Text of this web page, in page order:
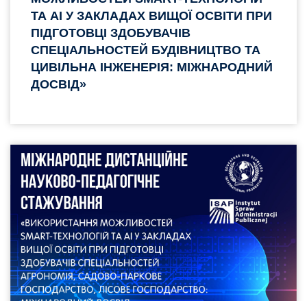
ТА AI У ЗАКЛАДАХ ВИЩОЇ ОСВІТИ ПРИ
ПІДГОТОВЦІ ЗДОБУВАЧІВ
СПЕЦІАЛЬНОСТЕЙ БУДІВНИЦТВО ТА
ЦИВІЛЬНА ІНЖЕНЕРІЯ: МІЖНАРОДНИЙ
ДОСВІД»